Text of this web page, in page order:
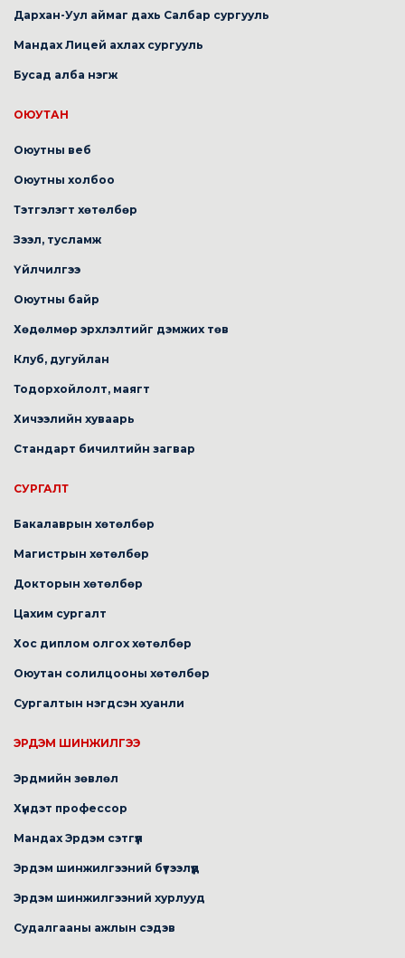
Дархан-Уул аймаг дахь Салбар сургууль
Мандах Лицей ахлах сургууль
Бусад алба нэгж
ОЮУТАН
Оюутны веб
Оюутны холбоо
Тэтгэлэгт хөтөлбөр
Зээл, тусламж
Үйлчилгээ
Оюутны байр
Хөдөлмөр эрхлэлтийг дэмжих төв
Клуб, дугуйлан
Тодорхойлолт, маягт
Хичээлийн хуваарь
Стандарт бичилтийн загвар
СУРГАЛТ
Бакалаврын хөтөлбөр
Магистрын хөтөлбөр
Докторын хөтөлбөр
Цахим сургалт
Хос диплом олгох хөтөлбөр
Оюутан солилцооны хөтөлбөр
Сургалтын нэгдсэн хуанли
ЭРДЭМ ШИНЖИЛГЭЭ
Эрдмийн зөвлөл
Хүндэт профессор
Мандах Эрдэм сэтгүүл
Эрдэм шинжилгээний бүтээлүүд
Эрдэм шинжилгээний хурлууд
Судалгааны ажлын сэдэв